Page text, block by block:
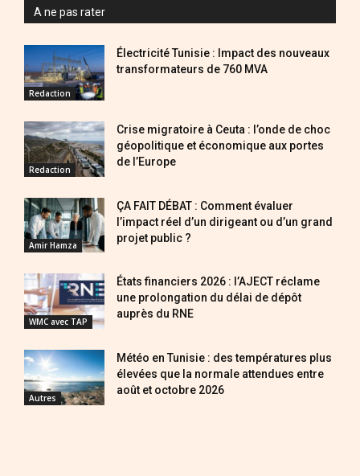
A ne pas rater
Redaction
Électricité Tunisie : Impact des nouveaux
transformateurs de 760 MVA
Redaction
Crise migratoire à Ceuta : l’onde de choc
géopolitique et économique aux portes
de l’Europe
Amir Hamza
ÇA FAIT DÉBAT : Comment évaluer
l’impact réel d’un dirigeant ou d’un grand
projet public ?
WMC avec TAP
États financiers 2026 : l’AJECT réclame
une prolongation du délai de dépôt
auprès du RNE
Autres
Météo en Tunisie : des températures plus
élevées que la normale attendues entre
août et octobre 2026